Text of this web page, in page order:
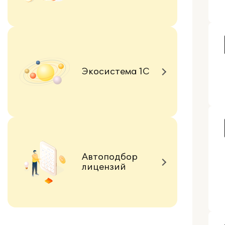
Экосистема 1С
Автоподбор
лицензий